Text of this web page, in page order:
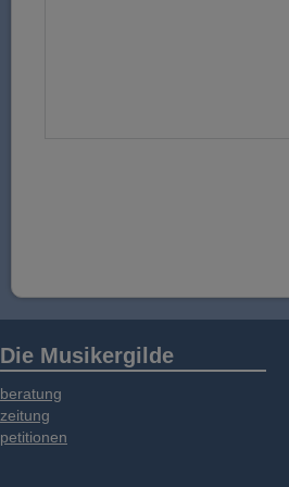
Die Musikergilde
beratung
zeitung
petitionen